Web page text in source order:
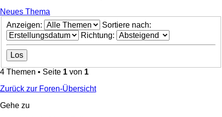
Neues Thema
Anzeigen:
Sortiere nach:
Richtung:
4 Themen • Seite 1 von 1
Zurück zur Foren-Übersicht
Gehe zu